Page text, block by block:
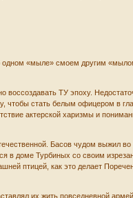
одном «мыле» смоем другим
ТУ эпоху.
чтобы стать белым офицером в
актерской харизмы и
Басов чудом выжил
в доме Турбиных со своим
птицей, как это делает
их жить повседневной